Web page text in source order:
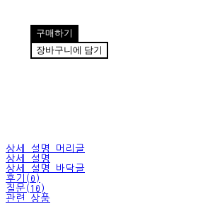
구매하기
장바구니에 담기
상세 설명 머리글
상세 설명
상세 설명 바닥글
후기(0)
질문(10)
관련 상품